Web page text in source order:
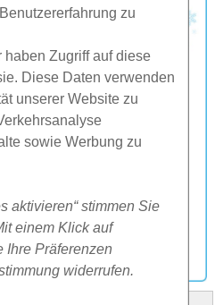
zu
haben Zugriff auf diese
Diese Daten verwenden
unserer Website zu
sowie Werbung zu
aktivieren“ stimmen Sie
einem Klick auf
Ihre Präferenzen
widerrufen.